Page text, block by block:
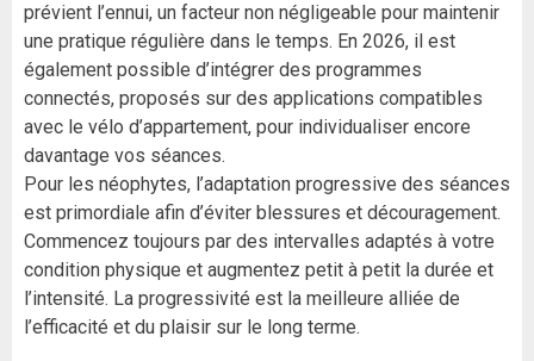
prévient l’ennui, un facteur non négligeable pour maintenir
une pratique régulière dans le temps. En 2026, il est
également possible d’intégrer des programmes
connectés, proposés sur des applications compatibles
avec le vélo d’appartement, pour individualiser encore
davantage vos séances.
Pour les néophytes, l’adaptation progressive des séances
est primordiale afin d’éviter blessures et découragement.
Commencez toujours par des intervalles adaptés à votre
condition physique et augmentez petit à petit la durée et
l’intensité. La progressivité est la meilleure alliée de
l’efficacité et du plaisir sur le long terme.